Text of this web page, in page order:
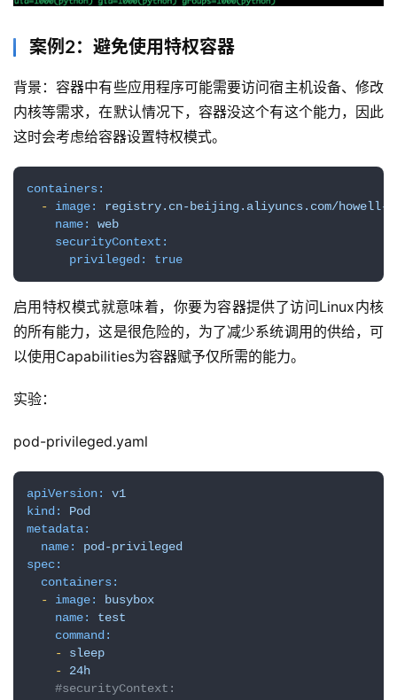
案例2：避免使用特权容器
背景：容器中有些应用程序可能需要访问宿主机设备、修改
内核等需求，在默认情况下，容器没这个有这个能力，因此
这时会考虑给容器设置特权模式。
containers:
-
image:
registry.cn-beijing.aliyuncs.com/howell-
name:
web
securityContext:
privileged:
true
启用特权模式就意味着，你要为容器提供了访问Linux内核
的所有能力，这是很危险的，为了减少系统调用的供给，可
以使用Capabilities为容器赋予仅所需的能力。
实验：
pod-privileged.yaml
apiVersion:
v1
kind:
Pod
metadata:
name:
pod-privileged
spec:
containers:
-
image:
busybox
name:
test
command:
-
sleep
-
24h
#securityContext: